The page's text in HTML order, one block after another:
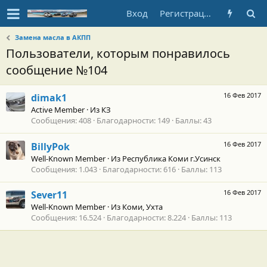
Вход Регистрация
Замена масла в АКПП
Пользователи, которым понравилось
сообщение №104
16 Фев 2017
dimak1
Active Member · Из КЗ
Сообщения 408 Благодарности 149 Баллы 43
16 Фев 2017
BillyPok
Well-Known Member · Из Республика Коми г.Усинск
Сообщения 1.043 Благодарности 616 Баллы 113
16 Фев 2017
Sever11
Well-Known Member · Из Коми, Ухта
Сообщения 16.524 Благодарности 8.224 Баллы 113